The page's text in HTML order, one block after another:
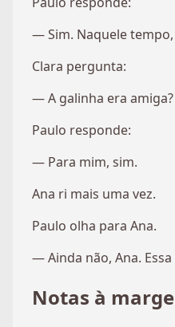
— Sim. Naquele
Clara pergunta:
— A galinha era amiga?
Paulo responde:
— Para mim, sim.
Ana ri mais uma vez.
Paulo olha para Ana.
— Ainda não, Ana.
Notas à